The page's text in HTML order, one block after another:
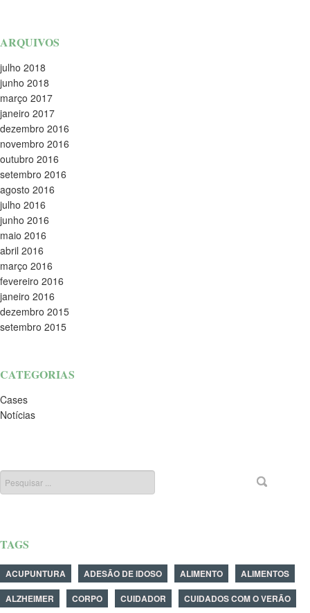
ARQUIVOS
julho 2018
junho 2018
março 2017
janeiro 2017
dezembro 2016
novembro 2016
outubro 2016
setembro 2016
agosto 2016
julho 2016
junho 2016
maio 2016
abril 2016
março 2016
fevereiro 2016
janeiro 2016
dezembro 2015
setembro 2015
CATEGORIAS
Cases
Notícias
TAGS
ACUPUNTURA ADESÃO DE IDOSO ALIMENTO
ALIMENTOS
ALZHEIMER
CORPO CUIDADOR
CUIDADOS COM O VERÃO